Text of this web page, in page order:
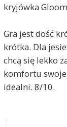
kryjówka
Gra jest dość
krótka. Dla
chcą się lekko
komfortu
idealni. 8/10.